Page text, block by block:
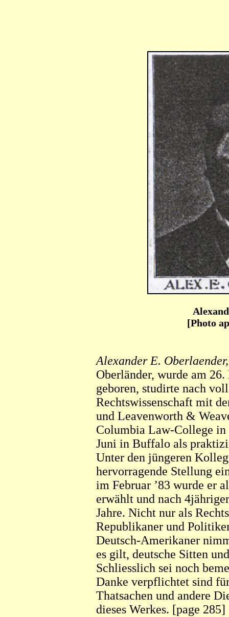
[Photo
Alexander E. Oberlaender,
Oberländer, wurde am
geboren, studirte nach
Rechtswissenschaft mit
und Leavenworth &
Columbia Law-College
Juni in Buffalo als
Unter den jüngeren
hervorragende Stellung
im Februar ’83 wurde er
erwählt und nach
Jahre. Nicht nur als
Republikaner und
Deutsch-Amerikaner
es gilt, deutsche Sitten
Schliesslich sei noch
Danke verpflichtet sind
Thatsachen und andere
dieses Werkes. [page 285]